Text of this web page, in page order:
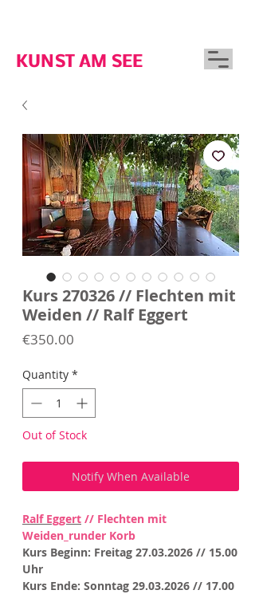
KUNST AM SEE
Kurs 270326 // Flechten mit
Weiden // Ralf Eggert
€350.00
Quantity *
Out of Stock
Notify When Available
Ralf Eggert // Flechten mit
Weiden_runder Korb
Kurs Beginn: Freitag 27.03.2026 // 15.00
Uhr
Kurs Ende: Sonntag 29.03.2026 // 17.00